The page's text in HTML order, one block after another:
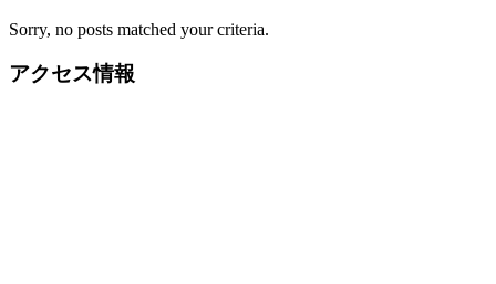
Sorry, no posts matched your criteria.
アクセス情報